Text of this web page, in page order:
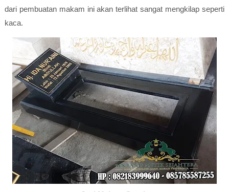
dari pembuatan makam ini akan terlihat sangat mengkilap seperti
kaca.